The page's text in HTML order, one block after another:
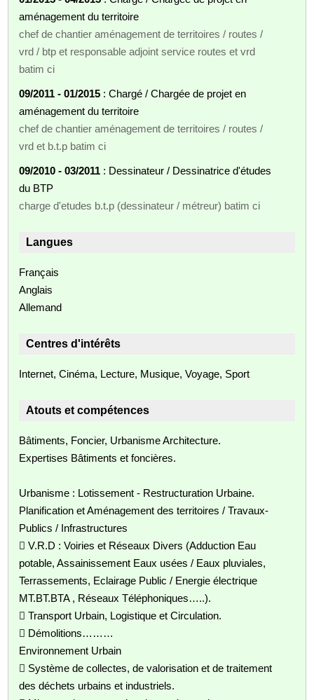
aménagement du territoire
chef de chantier aménagement de territoires / routes /
vrd / btp et responsable adjoint service routes et vrd
batim ci
09/2011 - 01/2015 : Chargé / Chargée de projet en
aménagement du territoire
chef de chantier aménagement de territoires / routes /
vrd et b.t.p batim ci
09/2010 - 03/2011 : Dessinateur / Dessinatrice d'études
du BTP
charge d'etudes b.t.p (dessinateur / métreur) batim ci
Langues
Français
Anglais
Allemand
Centres d'intérêts
Internet, Cinéma, Lecture, Musique, Voyage, Sport
Atouts et compétences
Bâtiments, Foncier, Urbanisme Architecture.
Expertises Bâtiments et foncières.
Urbanisme : Lotissement - Restructuration Urbaine.
Planification et Aménagement des territoires / Travaux-
Publics / Infrastructures
 V.R.D : Voiries et Réseaux Divers (Adduction Eau
potable, Assainissement Eaux usées / Eaux pluviales,
Terrassements, Eclairage Public / Energie électrique
MT.BT.BTA , Réseaux Téléphoniques…..).
 Transport Urbain, Logistique et Circulation.
 Démolitions………
Environnement Urbain
 Système de collectes, de valorisation et de traitement
des déchets urbains et industriels.